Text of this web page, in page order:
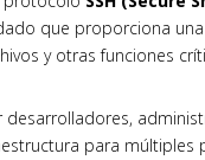
que proporciona
y otras funciones
desarrolladores,
para múltiples